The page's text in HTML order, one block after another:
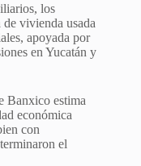
los
vivienda usada
apoyada por
en Yucatán y
Banxico estima
económica
con
el